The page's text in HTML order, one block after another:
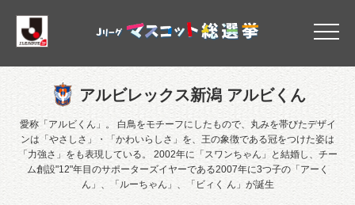
アルビレックス新潟
アルビレックス新潟 アルビくん
愛称「アルビくん」。 白鳥をモチーフにしたもので、丸みを帯びたデザイ
ンは「やさしさ」・「かわいらしさ」を、王の象徴である冠をつけた姿は
「力強さ」をも表現している。 2002年に「スワンちゃん」と結婚し、チー
ム創設"12"年目のサポーターズイヤーである2007年に3つ子の「アーく
ん」、「ルーちゃん」、「ビィく ん」が誕生